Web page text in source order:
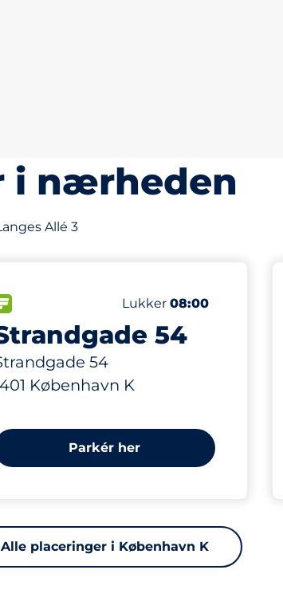
i nærheden
Allé 3
54
54
København K
Antal parkeringspladser:
Antal pladser i alt
Lukker08:00
Parkér her
Alle placeringer i København K